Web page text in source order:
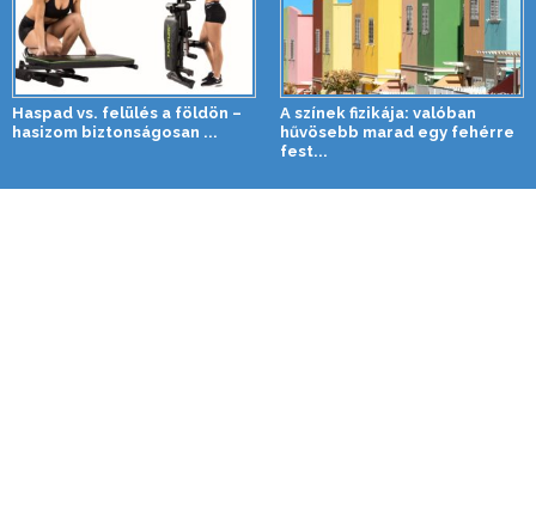
Haspad vs. felülés a földön –
hasizom biztonságosan ...
A színek fizikája: valóban
hűvösebb marad egy fehérre
fest...